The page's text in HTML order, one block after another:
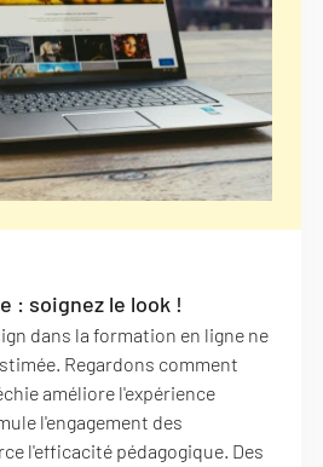
: soignez le look !
dans la formation en ligne ne
Regardons comment
améliore l'expérience
l'engagement des
l'efficacité pédagogique. Des